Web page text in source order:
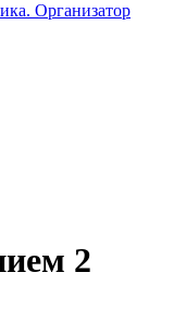
Организатор
2